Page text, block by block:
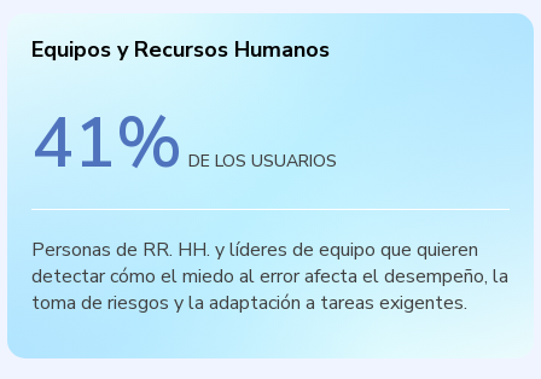
Equipos y Recursos Humanos
41% DE LOS USUARIOS
Personas de RR. HH. y líderes de equipo que quieren
detectar cómo el miedo al error afecta el desempeño, la
toma de riesgos y la adaptación a tareas exigentes.